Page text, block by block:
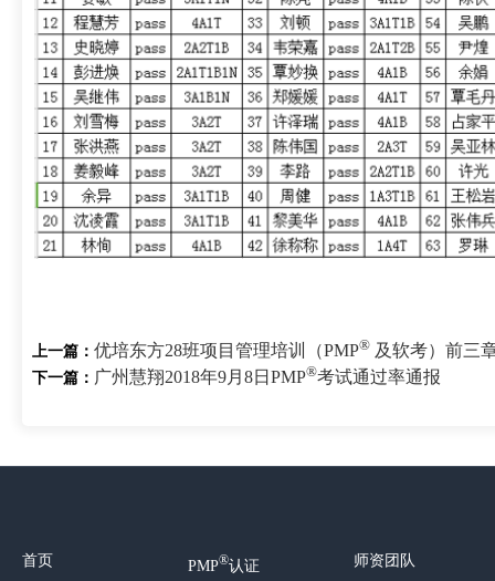
上一篇： 优培东方28班项目管理培训（PMP®及软考）前三
下一篇： 广州慧翔2018年9月8日PMP®考试通过率通报
首页 PMP®认证 师资团队